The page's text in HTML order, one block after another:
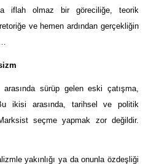
iflah olmaz bir göreciliğe, teorik
ve hemen ardından gerçekliğin
sürüp gelen eski çatışma,
ikisi arasında, tarihsel ve politik
seçme yapmak zor değildir.
yakınlığı ya da onunla özdeşliği